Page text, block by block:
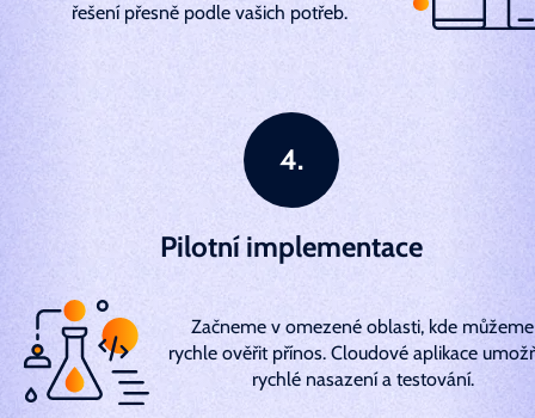
řešení přesně podle vašich potřeb.
Pilotní implementace
Začneme v omezené oblasti, kde můžeme
rychle ověřit přínos. Cloudové aplikace
rychlé nasazení a testování.